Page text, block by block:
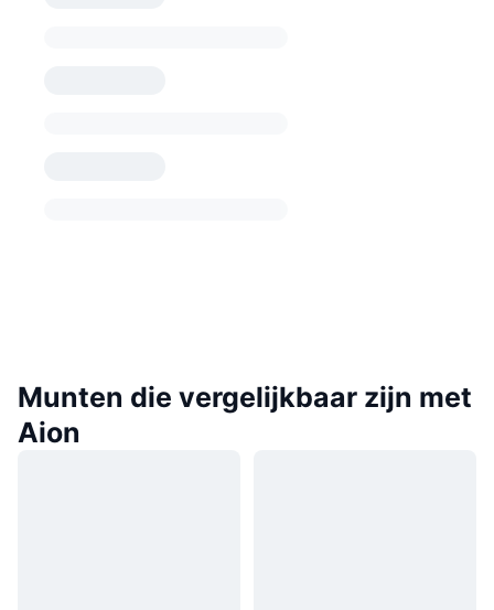
Munten die vergelijkbaar zijn met
Aion